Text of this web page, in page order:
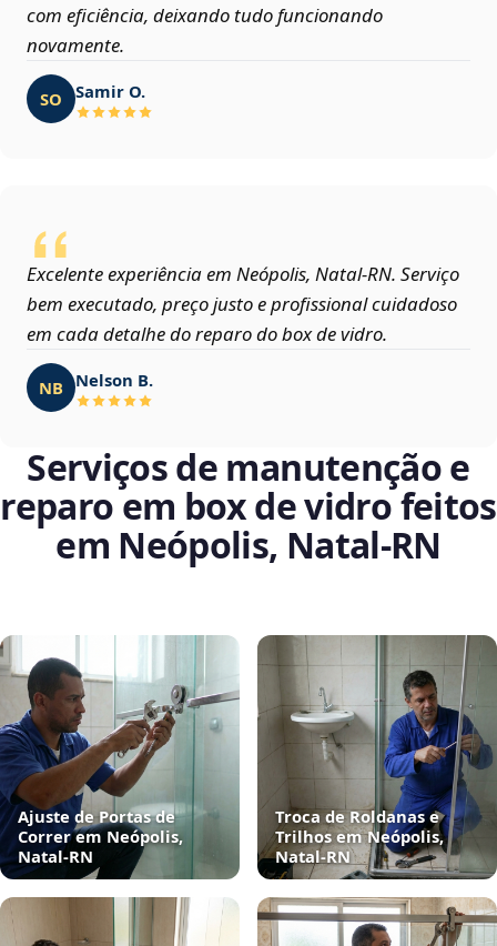
com eficiência, deixando tudo funcionando
novamente.
SO Samir O.
Excelente experiência em Neópolis, Natal‑RN. Serviço
bem executado, preço justo e profissional cuidadoso
em cada detalhe do reparo do box de vidro.
NB Nelson B.
Serviços de manutenção e
reparo em box de vidro feitos
em Neópolis, Natal‑RN
Ajuste de Portas de
Correr em Neópolis,
Natal‑RN
Troca de Roldanas e
Trilhos em Neópolis,
Natal‑RN